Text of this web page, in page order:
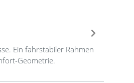
Ein fahrstabiler Rahmen
Geometrie.